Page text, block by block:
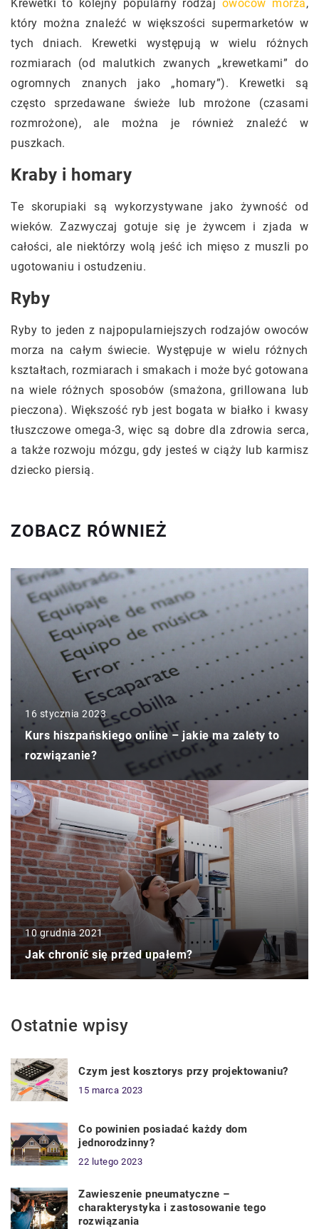
Krewetki to kolejny popularny rodzaj owoców morza,
który można znaleźć w większości supermarketów w
tych dniach. Krewetki występują w wielu różnych
rozmiarach (od malutkich zwanych „krewetkami” do
ogromnych znanych jako „homary”). Krewetki są
często sprzedawane świeże lub mrożone (czasami
rozmrożone), ale można je również znaleźć w
puszkach.
Kraby i homary
Te skorupiaki są wykorzystywane jako żywność od
wieków. Zazwyczaj gotuje się je żywcem i zjada w
całości, ale niektórzy wolą jeść ich mięso z muszli po
ugotowaniu i ostudzeniu.
Ryby
Ryby to jeden z najpopularniejszych rodzajów owoców
morza na całym świecie. Występuje w wielu różnych
kształtach, rozmiarach i smakach i może być gotowana
na wiele różnych sposobów (smażona, grillowana lub
pieczona). Większość ryb jest bogata w białko i kwasy
tłuszczowe omega-3, więc są dobre dla zdrowia serca,
a także rozwoju mózgu, gdy jesteś w ciąży lub karmisz
dziecko piersią.
ZOBACZ RÓWNIEŻ
16 stycznia 2023
Kurs hiszpańskiego online – jakie ma zalety to
rozwiązanie?
10 grudnia 2021
Jak chronić się przed upałem?
Ostatnie wpisy
Czym jest kosztorys przy projektowaniu?
15 marca 2023
Co powinien posiadać każdy dom
jednorodzinny?
22 lutego 2023
Zawieszenie pneumatyczne –
charakterystyka i zastosowanie tego
rozwiązania